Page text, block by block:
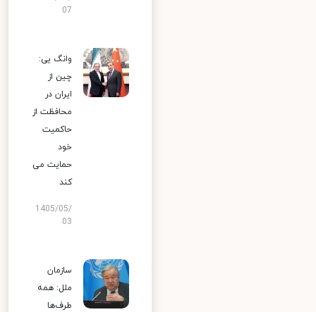
07
وانگ یی:
چین از
ایران در
محافظت از
حاکمیت
خود
حمایت می
کند
1405/05/
03
سازمان
ملل: همه
طرف‌ها